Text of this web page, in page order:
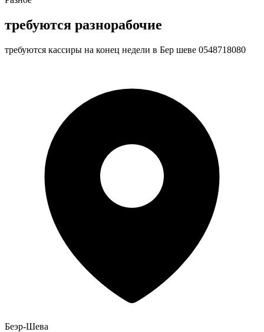
требуются разнорабочие
требуются кассиры на конец недели в Бер шеве 0548718080
Беэр-Шева